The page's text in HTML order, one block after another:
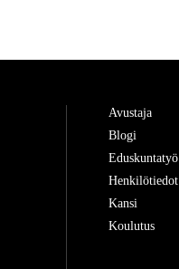
Avustaja
Blogi
Eduskuntatyö
Henkilötiedot
Kansi
Koulutus